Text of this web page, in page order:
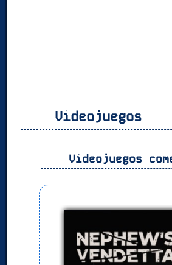
Videojuegos
Videojuegos